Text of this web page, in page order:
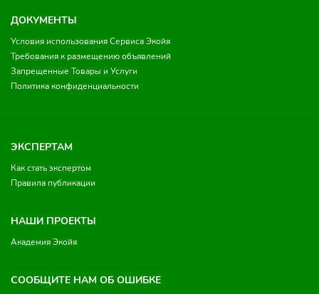
ДОКУМЕНТЫ
Условия использования Сервиса Экойя
Требования к размещению объявлений
Запрещенные Товары и Услуги
Политика конфиденциальности
ЭКСПЕРТАМ
Как стать экспертом
Правила публикации
НАШИ ПРОЕКТЫ
Академия Экойя
СООБЩИТЕ НАМ ОБ ОШИБКЕ